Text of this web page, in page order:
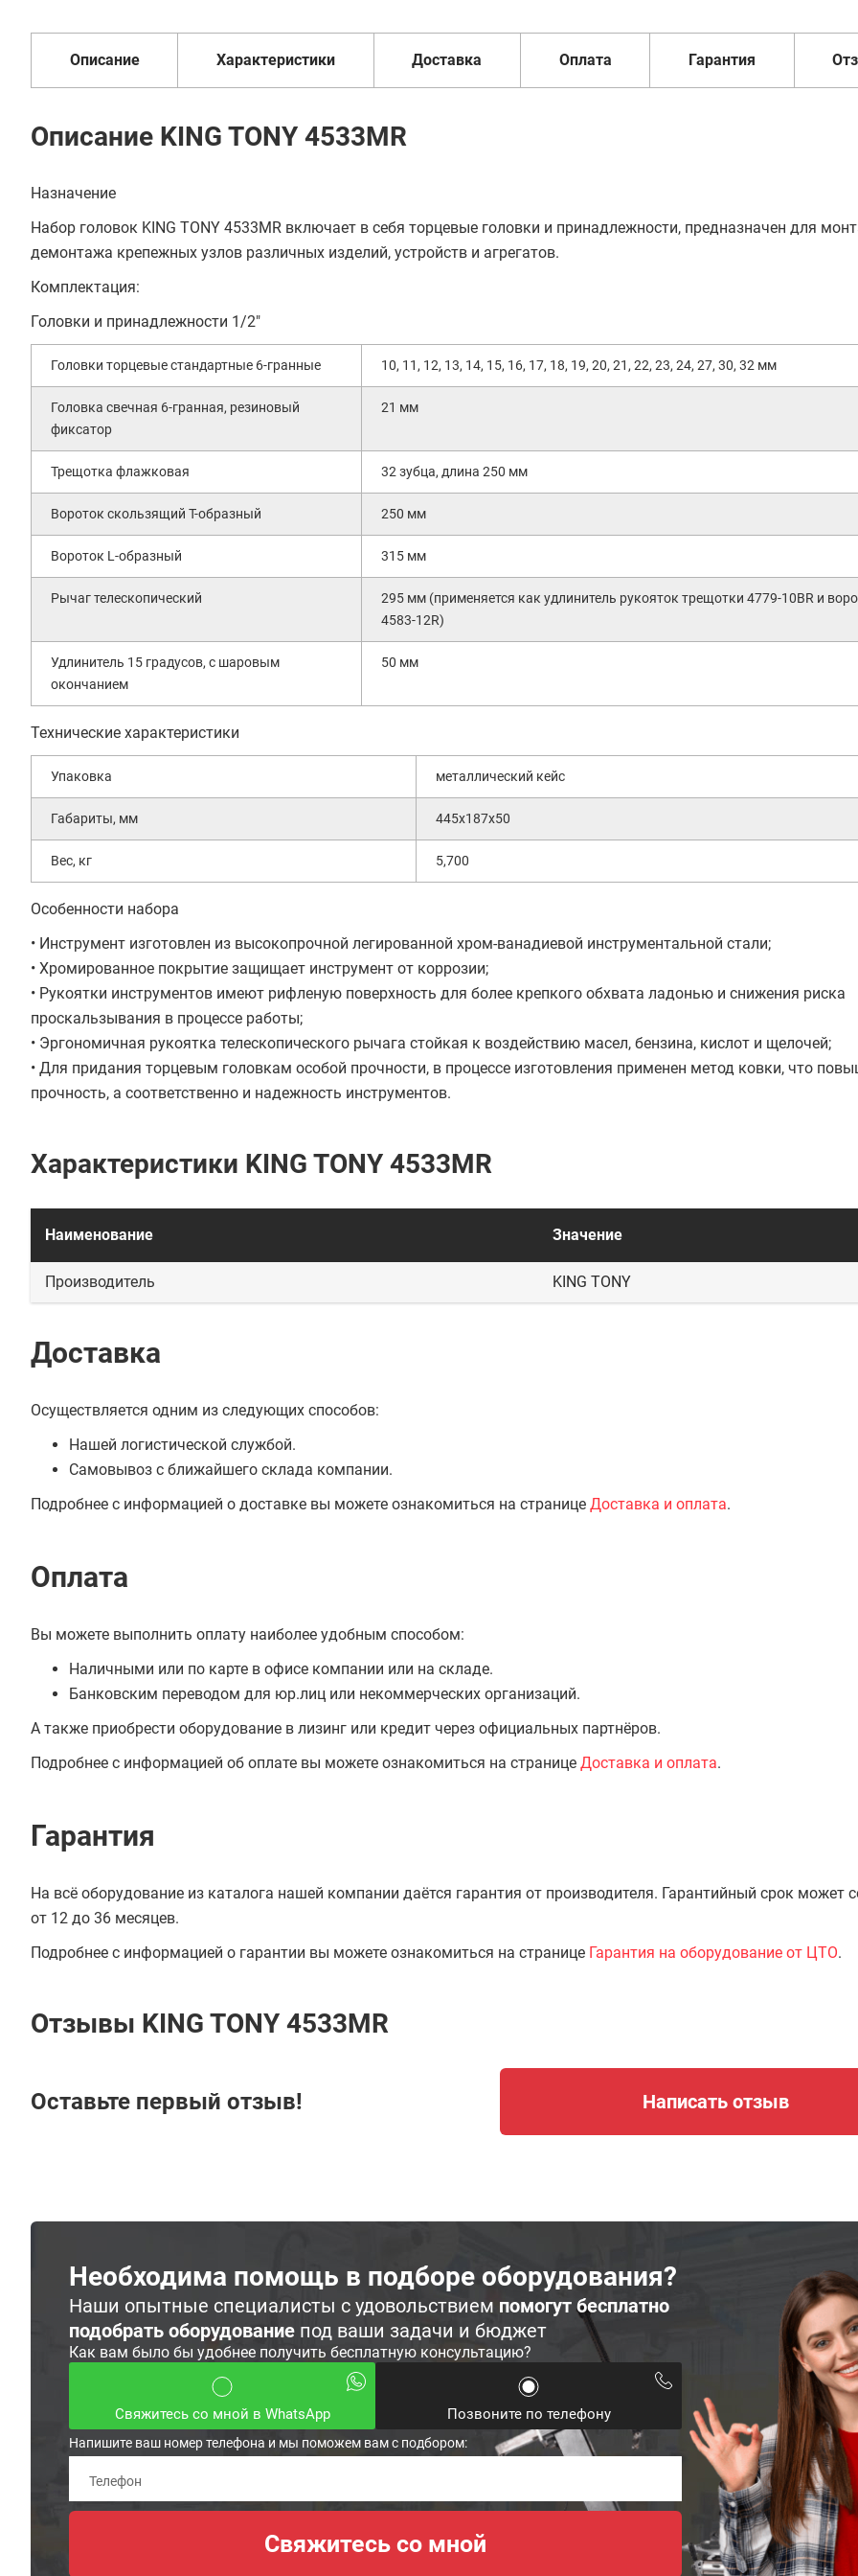
мес
Описание Характеристики Доставка Оплата Гарантия
Описание KING TONY 4533MR
Назначение
Набор головок KING TONY 4533MR включает в себя торцевые головки и принадлежности, предназначен для
демонтажа крепежных узлов различных изделий, устройств и агрегатов.
Комплектация:
Головки и принадлежности 1/2"
Головки торцевые стандартные 6-гранные 10, 11, 12, 13, 14, 15, 16, 17, 18, 19, 20, 21, 22, 23, 24, 27, 30, 32 мм
Головка свечная 6-гранная, резиновый
фиксатор
21 мм
Трещотка флажковая 32 зубца, длина 250 мм
Вороток скользящий Т-образный 250 мм
Вороток L-образный 315 мм
Рычаг телескопический
295 мм (применяется как удлинитель рукояток трещотки 4779-10BR и
4583-12R)
Удлинитель 15 градусов, с шаровым
окончанием
50 мм
Технические характеристики
Упаковка металлический кейс
Габариты, мм 445х187х50
Вес, кг 5,700
Особенности набора
• Инструмент изготовлен из высокопрочной легированной хром-ванадиевой инструментальной стали;
• Хромированное покрытие защищает инструмент от коррозии;
• Рукоятки инструментов имеют рифленую поверхность для более крепкого обхвата ладонью и снижения риска
проскальзывания в процессе работы;
• Эргономичная рукоятка телескопического рычага стойкая к воздействию масел, бензина, кислот и щелочей;
• Для придания торцевым головкам особой прочности, в процессе изготовления применен метод ковки, что
прочность, а соответственно и надежность инструментов.
Характеристики KING TONY 4533MR
Наименование Значение
Производитель KING TONY
Доставка
Осуществляется одним из следующих способов:
Нашей логистической службой.
Самовывоз с ближайшего склада компании.
Подробнее с информацией о доставке вы можете ознакомиться на странице Доставка и оплата.
Оплата
Вы можете выполнить оплату наиболее удобным способом:
Наличными или по карте в офисе компании или на складе.
Банковским переводом для юр.лиц или некоммерческих организаций.
А также приобрести оборудование в лизинг или кредит через официальных партнёров.
Подробнее с информацией об оплате вы можете ознакомиться на странице Доставка и оплата.
Гарантия
На всё оборудование из каталога нашей компании даётся гарантия от производителя. Гарантийный срок может
от 12 до 36 месяцев.
Подробнее с информацией о гарантии вы можете ознакомиться на странице Гарантия на оборудование от ЦТО.
Отзывы KING TONY 4533MR
Оставьте первый отзыв! Написать отзыв
Необходима помощь в подборе оборудования?
Наши опытные специалисты с удовольствием помогут бесплатно
подобрать оборудование под ваши задачи и бюджет
Как вам было бы удобнее получить бесплатную консультацию?
Свяжитесь со мной в WhatsApp Позвоните по телефону
Напишите ваш номер телефона и мы поможем вам с подбором: